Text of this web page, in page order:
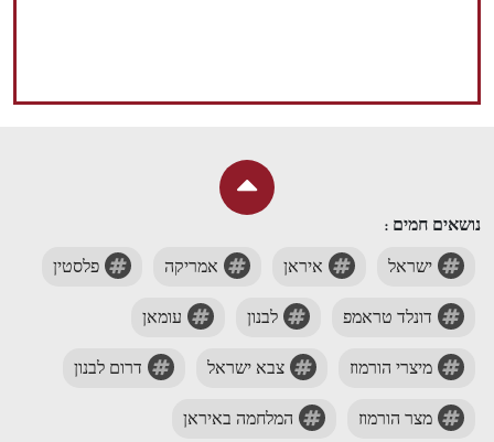
נושאים חמים :
ישראל איראן אמריקה פלסטין
דונלד טראמפ לבנון עומאן
מיצרי הורמוז צבא ישראל דרום לבנון
מצר הורמוז המלחמה באיראן